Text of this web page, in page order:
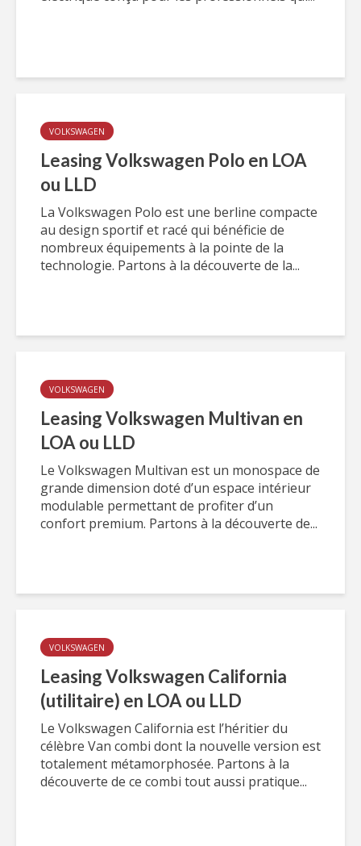
VOLKSWAGEN
Leasing Volkswagen Polo en LOA
ou LLD
La Volkswagen Polo est une berline compacte
au design sportif et racé qui bénéficie de
nombreux équipements à la pointe de la
technologie. Partons à la découverte de la...
VOLKSWAGEN
Leasing Volkswagen Multivan en
LOA ou LLD
Le Volkswagen Multivan est un monospace de
grande dimension doté d’un espace intérieur
modulable permettant de profiter d’un
confort premium. Partons à la découverte de...
VOLKSWAGEN
Leasing Volkswagen California
(utilitaire) en LOA ou LLD
Le Volkswagen California est l’héritier du
célèbre Van combi dont la nouvelle version est
totalement métamorphosée. Partons à la
découverte de ce combi tout aussi pratique...